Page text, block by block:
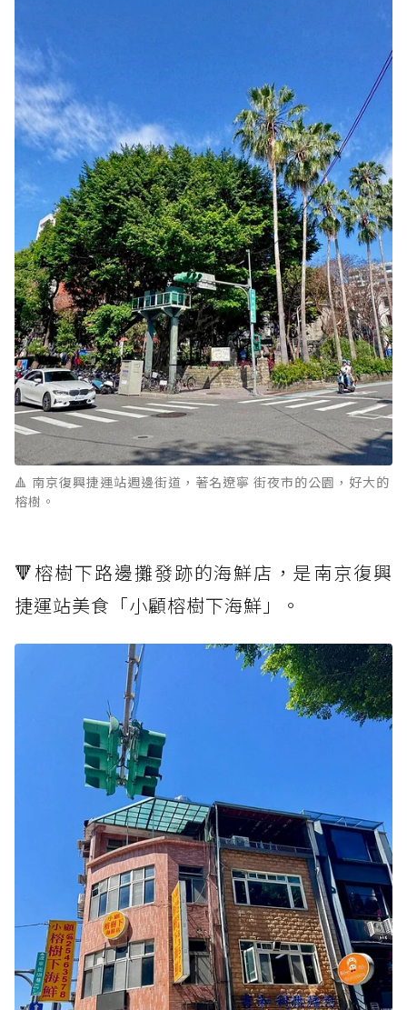
🔺 南京復興捷運站週邊街道，著名遼寧 街夜市的公園，好大的
榕樹。
🔻榕樹下路邊攤發跡的海鮮店，是南京復興
捷運站美食「小顧榕樹下海鮮」。